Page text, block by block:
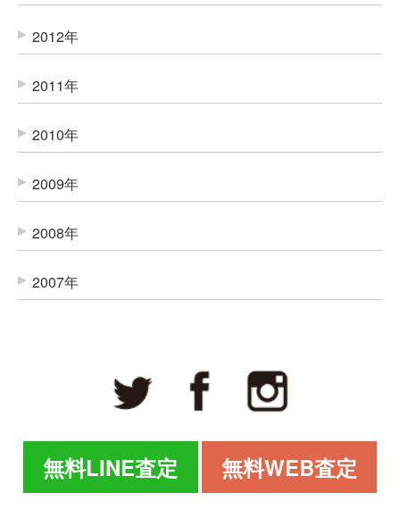
2012年
2011年
2010年
2009年
2008年
2007年
無料LINE査定 無料WEB査定